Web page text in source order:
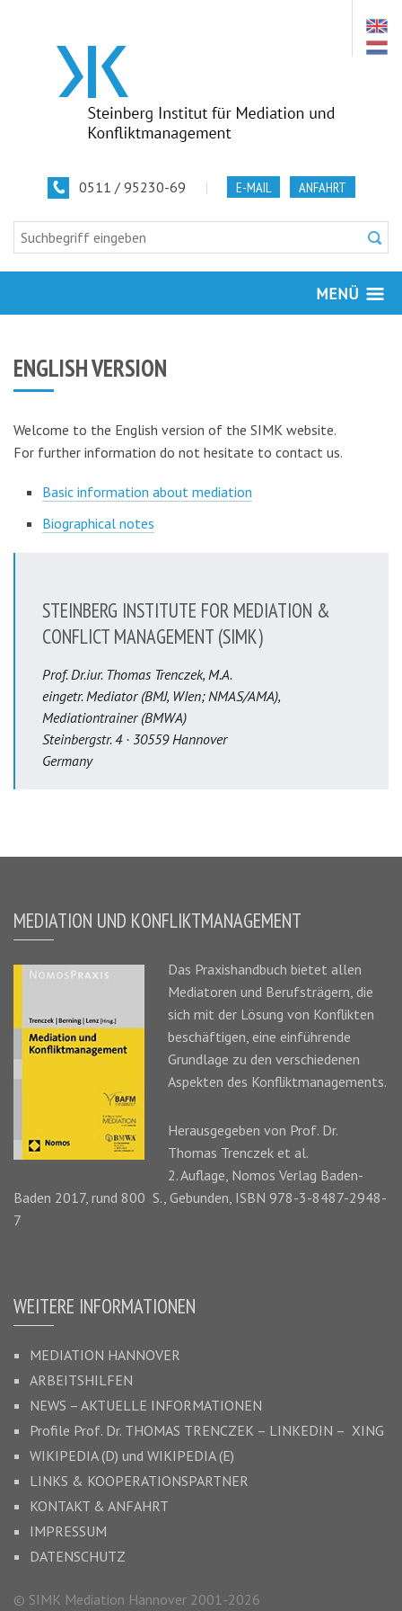
0511 / 95230-69 | E-MAIL ANFAHRT
MENÜ
ENGLISH VERSION
Welcome to the English version of the SIMK website.
For further information do not hesitate to contact us.
Basic information about mediation
Biographical notes
STEINBERG INSTITUTE FOR MEDIATION &
CONFLICT MANAGEMENT (SIMK)
Prof. Dr.iur. Thomas Trenczek, M.A.
eingetr. Mediator (BMJ, WIen; NMAS/AMA),
Mediationtrainer (BMWA)
Steinbergstr. 4 · 30559 Hannover
Germany
MEDIATION UND KONFLIKTMANAGEMENT
Das Praxishandbuch bietet allen
Mediatoren und Berufsträgern, die
sich mit der Lösung von Konflikten
beschäftigen, eine einführende
Grundlage zu den verschiedenen
Aspekten des Konfliktmanagements.
Herausgegeben von Prof. Dr.
Thomas Trenczek et al.
2. Auflage, Nomos Verlag Baden-
Baden 2017, rund 800 S., Gebunden, ISBN 978-3-8487-2948-
7
WEITERE INFORMATIONEN
MEDIATION HANNOVER
ARBEITSHILFEN
NEWS – AKTUELLE INFORMATIONEN
Profile Prof. Dr. THOMAS TRENCZEK – LINKEDIN – XING
WIKIPEDIA (D) und WIKIPEDIA (E)
LINKS & KOOPERATIONSPARTNER
KONTAKT & ANFAHRT
IMPRESSUM
DATENSCHUTZ
© SIMK Mediation Hannover 2001-2026